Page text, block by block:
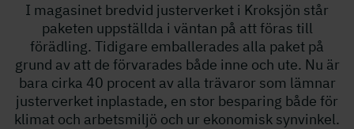
I magasinet bredvid justerverket i Kroksjön står
paketen uppställda i väntan på att föras till
förädling. Tidigare emballerades alla paket på
grund av att de förvarades både inne och ute. Nu är
bara cirka 40 procent av alla trävaror som lämnar
justerverket inplastade, en stor besparing både för
klimat och arbetsmiljö och ur ekonomisk synvinkel.